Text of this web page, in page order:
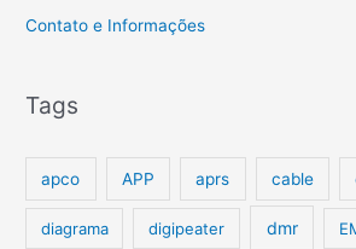
Contato e Informações
Tags
apco APP aprs cable
diagrama digipeater dmr